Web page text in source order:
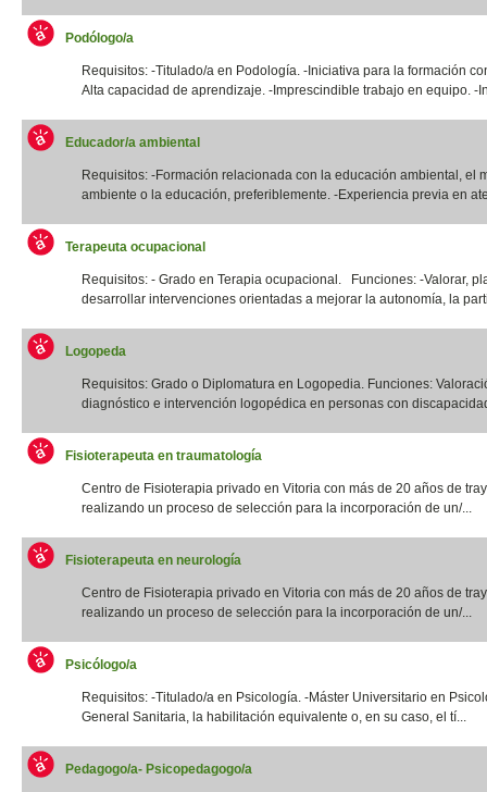
Podólogo/a
Requisitos: -Titulado/a en Podología. -Iniciativa para la formación
Alta capacidad de aprendizaje. -Imprescindible trabajo en equipo. -
Educador/a ambiental
Requisitos: -Formación relacionada con la educación ambiental, el
ambiente o la educación, preferiblemente. -Experiencia previa en
Terapeuta ocupacional
Requisitos: - Grado en Terapia ocupacional. Funciones: -Valorar,
desarrollar intervenciones orientadas a mejorar la autonomía, la
Logopeda
Requisitos: Grado o Diplomatura en Logopedia. Funciones:
diagnóstico e intervención logopédica en personas con
Fisioterapeuta en traumatología
Centro de Fisioterapia privado en Vitoria con más de 20 años de
realizando un proceso de selección para la incorporación de un/...
Fisioterapeuta en neurología
Centro de Fisioterapia privado en Vitoria con más de 20 años de
realizando un proceso de selección para la incorporación de un/...
Psicólogo/a
Requisitos: -Titulado/a en Psicología. -Máster Universitario en
General Sanitaria, la habilitación equivalente o, en su caso, el tí...
Pedagogo/a- Psicopedagogo/a